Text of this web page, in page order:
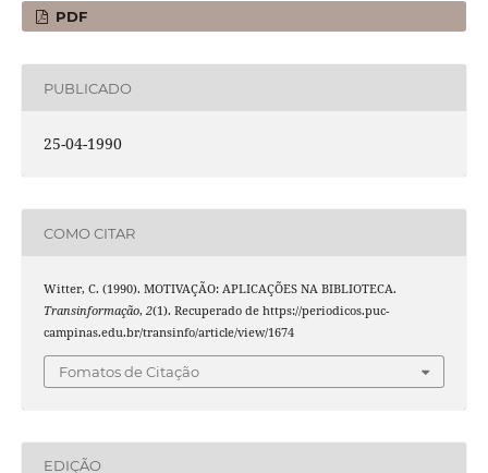
PDF
PUBLICADO
25-04-1990
COMO CITAR
Witter, C. (1990). MOTIVAÇÃO: APLICAÇÕES NA BIBLIOTECA.
Transinformação, 2(1). Recuperado de https://periodicos.puc-
campinas.edu.br/transinfo/article/view/1674
Fomatos de Citação
EDIÇÃO